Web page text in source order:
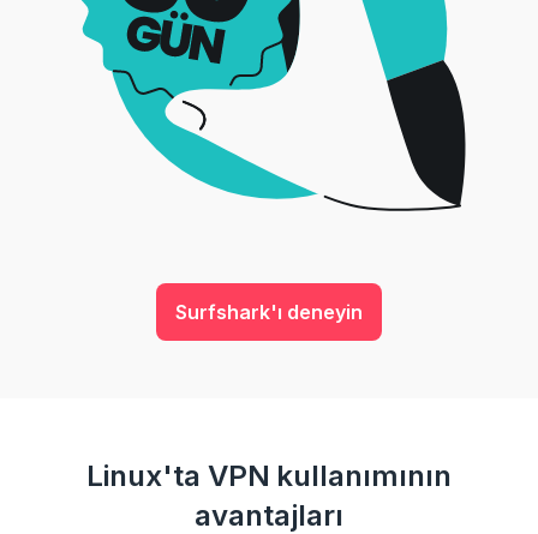
Surfshark'ı deneyin
Linux'ta VPN kullanımının
avantajları